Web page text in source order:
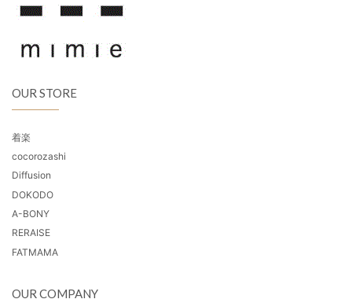
OUR STORE
着楽
cocorozashi
Diffusion
DOKODO
A-BONY
RERAISE
FATMAMA
OUR COMPANY